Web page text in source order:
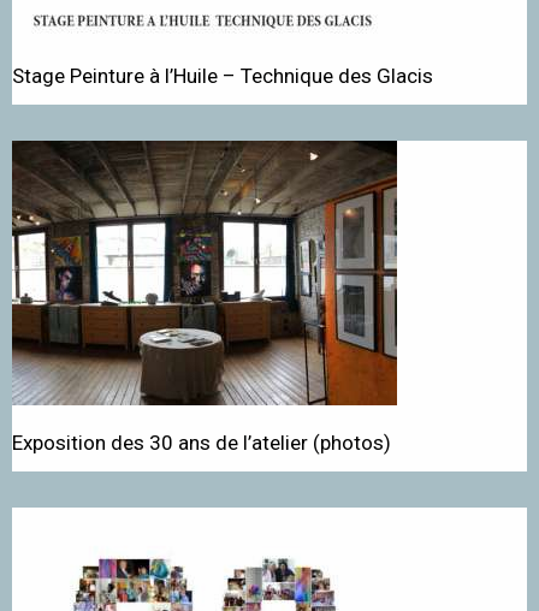
Stage Peinture à l’Huile – Technique des Glacis
Exposition des 30 ans de l’atelier (photos)